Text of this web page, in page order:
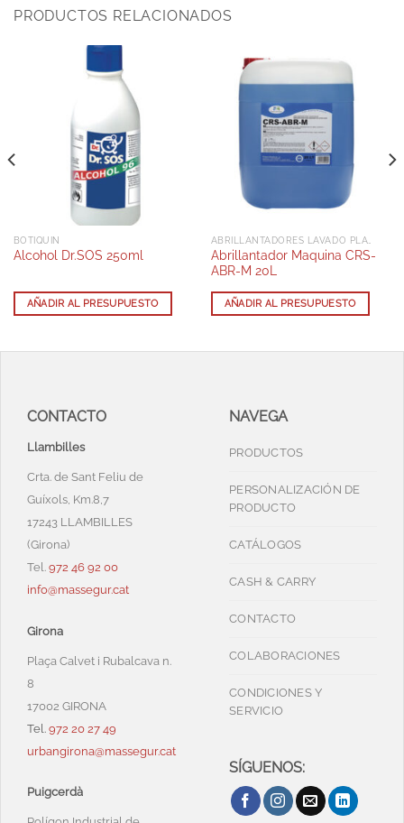
PRODUCTOS RELACIONADOS
BOTIQUIN
Alcohol Dr.SOS 250ml
AÑADIR AL PRESUPUESTO
ABRILLANTADORES LAVADO PLATOS AUTOMÁTICOS
Abrillantador Maquina CRS-
ABR-M 20L
AÑADIR AL PRESUPUESTO
CONTACTO
Llambilles
Crta. de Sant Feliu de
Guíxols, Km.8,7
17243 LLAMBILLES
(Girona)
Tel. 972 46 92 00
info@massegur.cat
Girona
Plaça Calvet i Rubalcava n.
8
17002 GIRONA
Tel. 972 20 27 49
urbangirona@massegur.cat
Puigcerdà
NAVEGA
PRODUCTOS
PERSONALIZACIÓN DE
PRODUCTO
CATÁLOGOS
CASH & CARRY
CONTACTO
COLABORACIONES
CONDICIONES Y
SERVICIO
SÍGUENOS: